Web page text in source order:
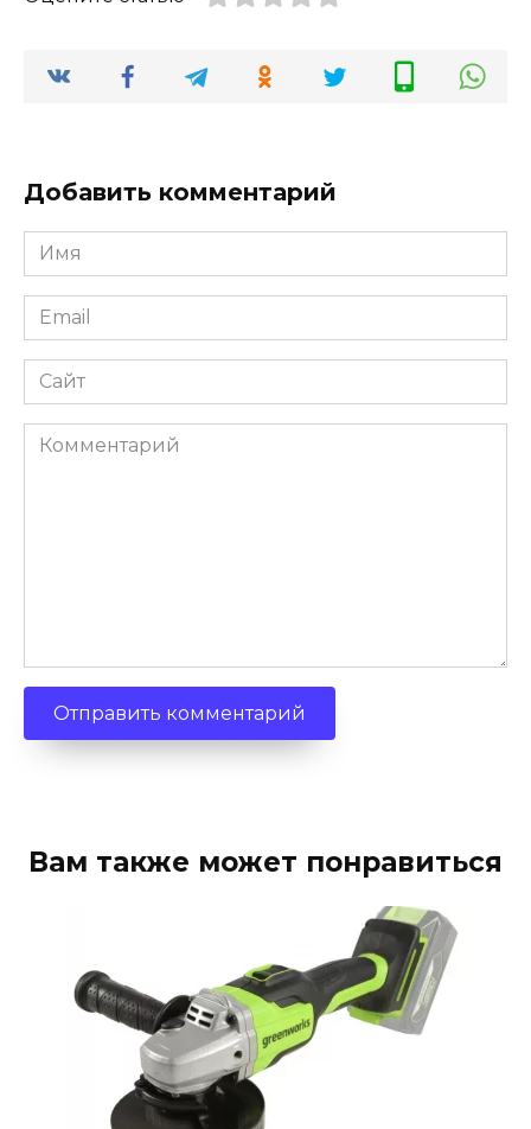
Добавить комментарий
Имя
Email
Сайт
Комментарий
Вам также может понравиться